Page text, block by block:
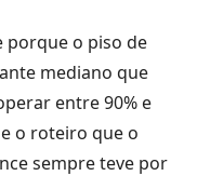
porque o piso de
mediano que
entre 90% e
o roteiro que o
sempre teve por